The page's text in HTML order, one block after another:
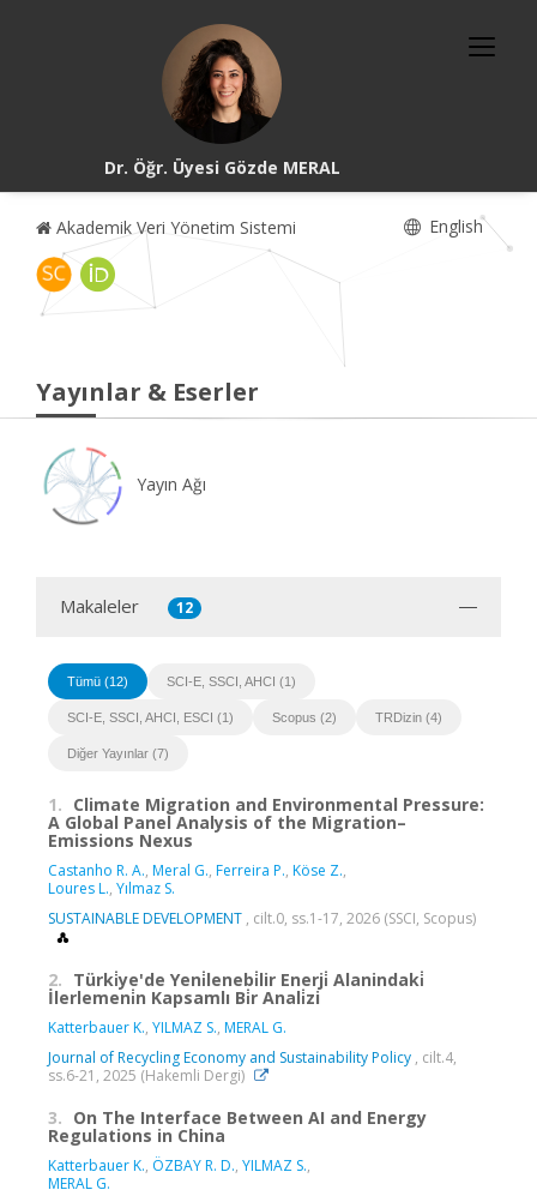
Dr. Öğr. Üyesi Gözde MERAL
Akademik Veri Yönetim Sistemi English
Yayınlar & Eserler
Yayın Ağı
Makaleler 12
Tümü (12) SCI-E, SSCI, AHCI (1)
SCI-E, SSCI, AHCI, ESCI (1) Scopus (2) TRDizin (4)
Diğer Yayınlar (7)
1. Climate Migration and Environmental Pressure:
A Global Panel Analysis of the Migration–
Emissions Nexus
Castanho R. A., Meral G., Ferreira P., Köse Z.,
Loures L., Yılmaz S.
SUSTAINABLE DEVELOPMENT , cilt.0, ss.1-17, 2026 (SSCI, Scopus)
2. Türki̇ye'de Yeni̇lenebi̇lir Enerji̇ Alanindaki̇
İlerlemeni̇n Kapsamlı Bi̇r Anali̇zi
Katterbauer K., YILMAZ S., MERAL G.
Journal of Recycling Economy and Sustainability Policy , cilt.4,
ss.6-21, 2025 (Hakemli Dergi)
3. On The Interface Between AI and Energy
Regulations in China
Katterbauer K., ÖZBAY R. D., YILMAZ S.,
MERAL G.